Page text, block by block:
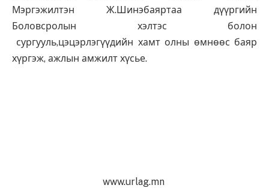
Мэргэжилтэн Ж.Шинэбаяртаа дүүргийн
Боловсролын хэлтэс болон
сургууль,цэцэрлэгүүдийн хамт олны өмнөөс баяр
хүргэж, ажлын амжилт хүсье.
www.urlag.mn